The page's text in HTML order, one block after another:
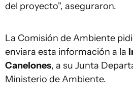
del proyecto", aseguraron.
La Comisión de Ambiente
enviara esta información a la
Canelones, a su Junta
Ministerio de Ambiente.